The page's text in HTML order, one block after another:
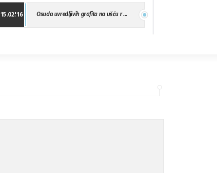
15.02.'16 Osuda uvredljivih grafita na ušću r ...
09.11.'15 Osuda incidenta tokom dženaze na Pe ...